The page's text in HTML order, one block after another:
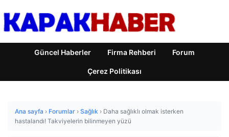
Güncel Haberler Firma Rehberi Forum
Çerez Politikası
Ana sayfa › Forumlar › Sağlık › Daha sağlıklı olmak isterken
hastalandı! Takviyelerin bilinmeyen yüzü